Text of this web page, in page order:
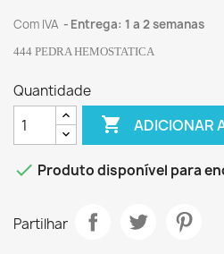
Com IVA Entrega: 1 a 2 semanas
444 PEDRA HEMOSTATICA
Quantidade
 ADICIONAR
 Produto disponível para
Partilhar